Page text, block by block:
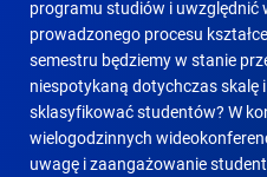
programu studiów i uwzględnić
prowadzonego procesu
semestru będziemy w stanie
niespotykaną dotychczas skalę
sklasyfikować studentów? W
wielogodzinnych
uwagę i zaangażowanie